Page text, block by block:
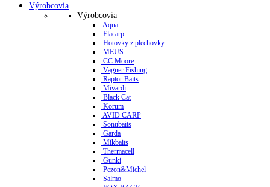
Výrobcovia
Výrobcovia
Aqua
Flacarp
Hotovky z plechovky
MEUS
CC Moore
Vagner Fishing
Raptor Baits
Mivardi
Black Cat
Korum
AVID CARP
Sonubaits
Garda
Mikbaits
Thermacell
Gunki
Pezon&Michel
Salmo